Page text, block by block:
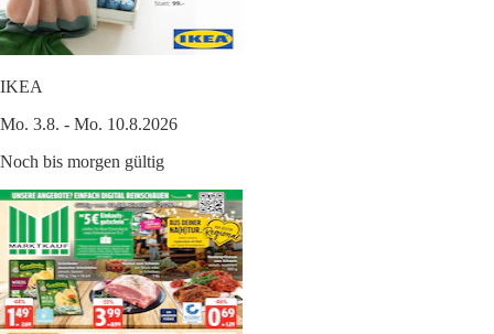
IKEA
Mo. 3.8. - Mo. 10.8.2026
Noch bis morgen gültig